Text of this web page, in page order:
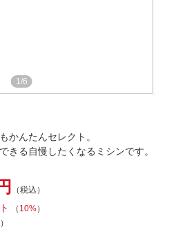
1/6
かんたんセレクト。
きる自慢したくなるミシンです。
（税込）
（ 10%）